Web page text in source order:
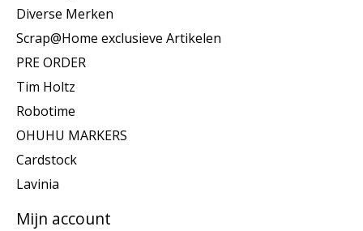
Diverse Merken
Scrap@Home exclusieve Artikelen
PRE ORDER
Tim Holtz
Robotime
OHUHU MARKERS
Cardstock
Lavinia
Mijn account